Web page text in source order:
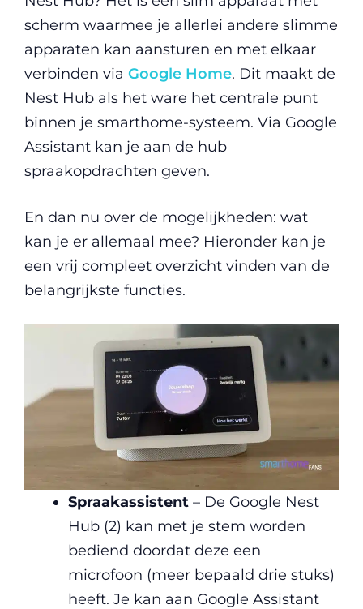
scherm waarmee je allerlei andere slimme
apparaten kan aansturen en met elkaar
verbinden via Google Home. Dit maakt de
Nest Hub als het ware het centrale punt
binnen je smarthome-systeem. Via Google
Assistant kan je aan de hub
spraakopdrachten geven.
En dan nu over de mogelijkheden: wat
kan je er allemaal mee? Hieronder kan je
een vrij compleet overzicht vinden van de
belangrijkste functies.
Spraakassistent – De Google Nest
Hub (2) kan met je stem worden
bediend doordat deze een
microfoon (meer bepaald drie stuks)
heeft. Je kan aan Google Assistant